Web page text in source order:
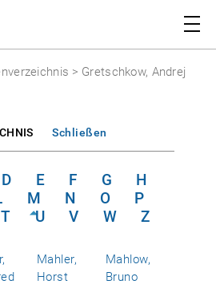
> Gretschkow, Andrej
Schließen
D E F G
H
M N O
P
T U V W Z
Mahler,
Horst
Mahlow,
Bruno